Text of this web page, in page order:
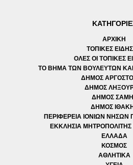
ΑΡΧΙΚΗ
ΤΟΠΙΚΕΣ
ΟΛΕΣ ΟΙ ΤΟΠΙΚΕΣ
ΤΟ ΒΗΜΑ ΤΩΝ ΒΟΥΛΕΥΤΩΝ
ΔΗΜΟΣ
ΔΗΜΟΣ
ΔΗΜΟΣ
ΔΗΜΟΣ
ΠΕΡΙΦΕΡΕΙΑ ΙΟΝΙΩΝ ΝΗΣΩΝ
ΕΚΚΛΗΣΙΑ
ΕΛΛΑΔΑ
ΚΟΣΜΟΣ
ΑΘΛΗΤΙΚΑ